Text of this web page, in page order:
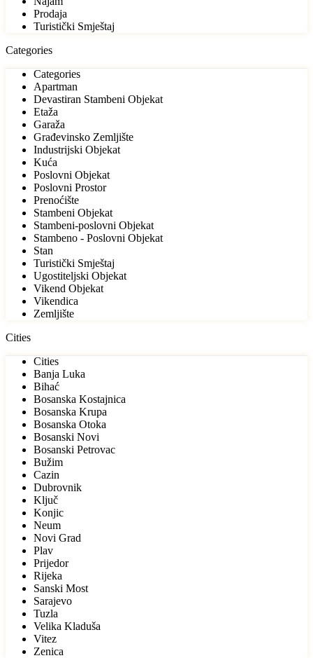
Prodaja
Turistički Smještaj
Categories
Categories
Apartman
Devastiran Stambeni Objekat
Etaža
Garaža
Građevinsko Zemljište
Industrijski Objekat
Kuća
Poslovni Objekat
Poslovni Prostor
Prenoćište
Stambeni Objekat
Stambeni-poslovni Objekat
Stambeno - Poslovni Objekat
Stan
Turistički Smještaj
Ugostiteljski Objekat
Vikend Objekat
Vikendica
Zemljište
Cities
Cities
Banja Luka
Bihać
Bosanska Kostajnica
Bosanska Krupa
Bosanska Otoka
Bosanski Novi
Bosanski Petrovac
Bužim
Cazin
Dubrovnik
Ključ
Konjic
Neum
Novi Grad
Plav
Prijedor
Rijeka
Sanski Most
Sarajevo
Tuzla
Velika Kladuša
Vitez
Zenica